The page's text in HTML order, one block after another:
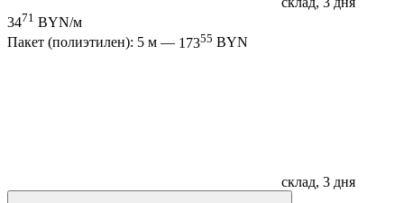
3471 BYN/м
Пакет (полиэтилен): 5 м — 17355 BYN
склад, 3 дня